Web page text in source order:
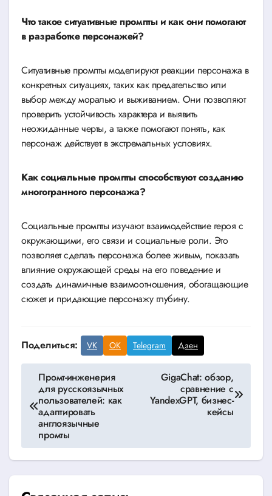
Что такое ситуативные промпты и как они помогают
в разработке персонажей?
Ситуативные промпты моделируют реакции персонажа в
конкретных ситуациях, таких как предательство или
выбор между моралью и выживанием. Они позволяют
проверить устойчивость характера и выявить
неожиданные черты, а также помогают понять, как
персонаж действует в экстремальных условиях.
Как социальные промпты способствуют созданию
многогранного персонажа?
Социальные промпты изучают взаимодействие героя с
окружающими, его связи и социальные роли. Это
позволяет сделать персонажа более живым, показать
влияние окружающей среды на его поведение и
создать динамичные взаимоотношения, обогащающие
сюжет и придающие персонажу глубину.
Поделиться: VK OK Telegram Дзен
Навигация
записям
Промт-инженерия
для русскоязычных
пользователей: как
адаптировать
англоязычные
промты
GigaChat: обзор,
сравнение с
YandexGPT, бизнес-
кейсы